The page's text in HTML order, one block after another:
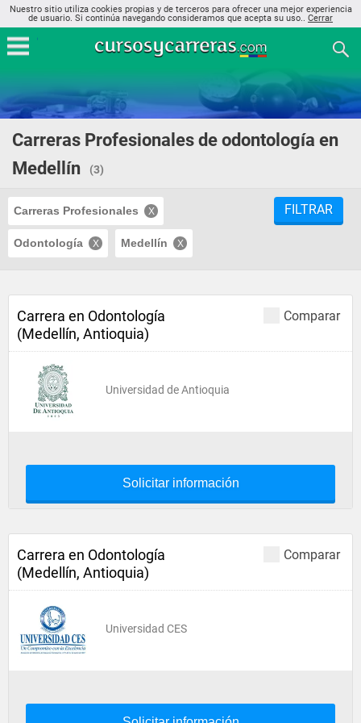
Nuestro sitio utiliza cookies propias y de terceros para ofrecer una mejor experiencia
de usuario. Si continúa navegando consideramos que acepta su uso.. Cerrar
Carreras Profesionales de odontología en
Medellín
(3)
Carreras Profesionales
Odontología Medellín
FILTRAR
Comparar
Carrera en Odontología
(Medellín, Antioquia)
Universidad de Antioquia
Solicitar información
Comparar
Carrera en Odontología
(Medellín, Antioquia)
Universidad CES